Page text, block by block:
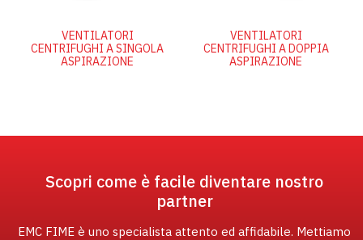
VENTILATORI
CENTRIFUGHI A SINGOLA
ASPIRAZIONE
VENTILATORI
CENTRIFUGHI A DOPPIA
ASPIRAZIONE
Scopri come è facile diventare nostro
partner
EMC FIME è uno specialista attento ed affidabile. Mettiamo